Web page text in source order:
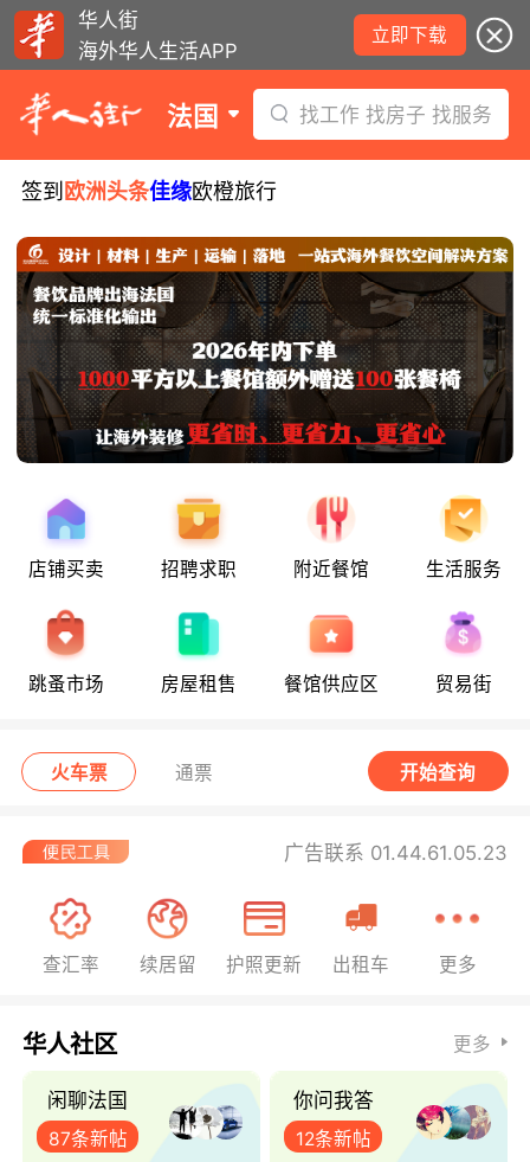
华人街
海外华人生活APP
立即下载
法国 找工作 找房子 找服务
签到 欧洲头条佳缘欧橙旅行
店铺买卖 招聘求职 附近餐馆 生活服务
跳蚤市场 房屋租售 餐馆供应区 贸易街
火车票 通票 开始查询
广告联系 01.44.61.05.23
查汇率 续居留 护照更新 出租车 更多
华人社区 更多
闲聊法国
87条新帖
你问我答
12条新帖